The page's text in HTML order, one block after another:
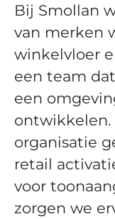
Bij Smollan
van merken
winkelvloer
een team
een
ontwikkelen.
organisatie
retail
voor
zorgen we